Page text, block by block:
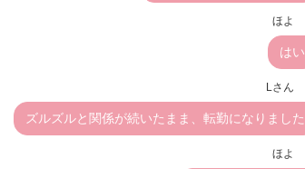
ほよ
はい
Lさん
ズルズルと関係が続いたまま、転勤になりました
ほよ